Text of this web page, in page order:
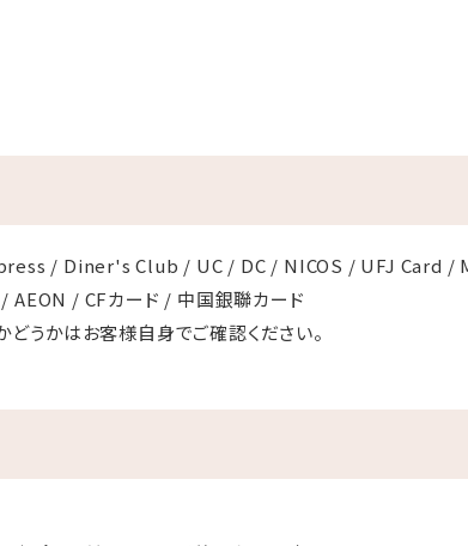
/ Diner's Club / UC / DC / NICOS / UFJ Card /
AEON / CFカード / 中国銀聯カード
うかはお客様自身でご確認ください。